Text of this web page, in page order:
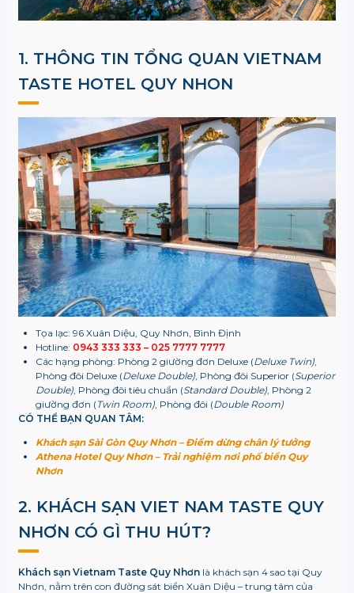
1. THÔNG TIN TỔNG QUAN VIETNAM
TASTE HOTEL QUY NHON
Tọa lạc: 96 Xuân Diệu, Quy Nhơn, Bình Định
Hotline: 0943 333 333 – 025 7777 7777
Các hạng phòng: Phòng 2 giường đơn Deluxe (Deluxe Twin),
Phòng đôi Deluxe (Deluxe Double), Phòng đôi Superior (Superior
Double), Phòng đôi tiêu chuẩn (Standard Double), Phòng 2
giường đơn ( Twin Room), Phòng đôi (Double Room)
CÓ THỂ BẠN QUAN TÂM:
Khách sạn Sài Gòn Quy Nhơn – Điểm dừng chân lý tưởng
Athena Hotel Quy Nhơn – Trải nghiệm nơi phố biển Quy
Nhơn
2. KHÁCH SẠN VIET NAM TASTE QUY
NHƠN CÓ GÌ THU HÚT?
Khách sạn Vietnam Taste Quy Nhơnlà khách sạn 4 sao tại Quy
Nhơn, nằm trên con đường sát biển Xuân Diệu – trung tâm của